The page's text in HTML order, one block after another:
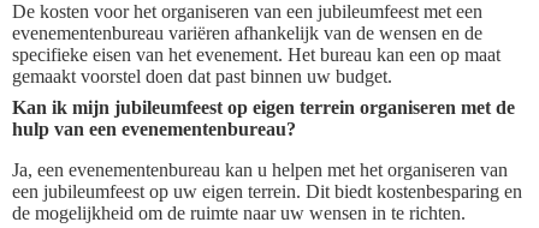
De kosten voor het organiseren van een jubileumfeest met een
evenementenbureau variëren afhankelijk van de wensen en de
specifieke eisen van het evenement. Het bureau kan een op maat
gemaakt voorstel doen dat past binnen uw budget.
Kan ik mijn jubileumfeest op eigen terrein organiseren met de
hulp van een evenementenbureau?
Ja, een evenementenbureau kan u helpen met het organiseren van
een jubileumfeest op uw eigen terrein. Dit biedt kostenbesparing en
de mogelijkheid om de ruimte naar uw wensen in te richten.